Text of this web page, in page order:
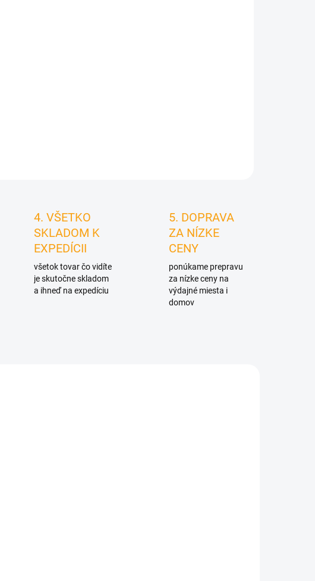
4. VŠETKO
SKLADOM K
EXPEDÍCII
všetok tovar čo vidíte
je skutočne skladom
a ihneď na expedíciu
5. DOPRAVA
ZA NÍZKE
CENY
ponúkame prepravu
za nízke ceny na
výdajné miesta i
domov